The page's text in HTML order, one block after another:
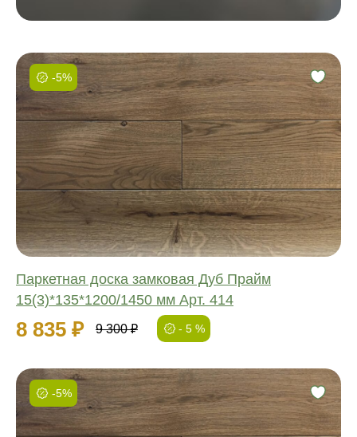
-5%
Паркетная доска замковая Дуб Прайм
15(3)*135*1200/1450 мм Арт. 414
8 835 ₽ 9 300 ₽ - 5 %
Фаска:
Соединение:
Обработка:
Длина:
Ширина:
Толщина:
-5%
Фаска:
Соединение: